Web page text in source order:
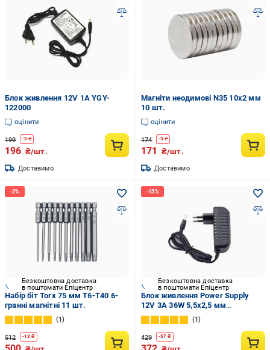
Блок живлення 12V 1A YGY-
122000
оцінити
199 -3 ₴
196 ₴/шт.
Доставимо
Магніти неодимові N35 10x2 мм
10 шт.
оцінити
174 -3₴
171 ₴/шт.
Доставимо
Безкоштовна доставка
в поштомати Епіцентр
Набір біт Torx 75 мм Т6-Т40 6-
гранні магнітні 11 шт.
1
512 -12 ₴
Безкоштовна доставка
в поштомати Епіцентр
Блок живлення Power Supply
12V 3A 36W 5,5x2,5 мм
(26711568)
1
429 -57 ₴